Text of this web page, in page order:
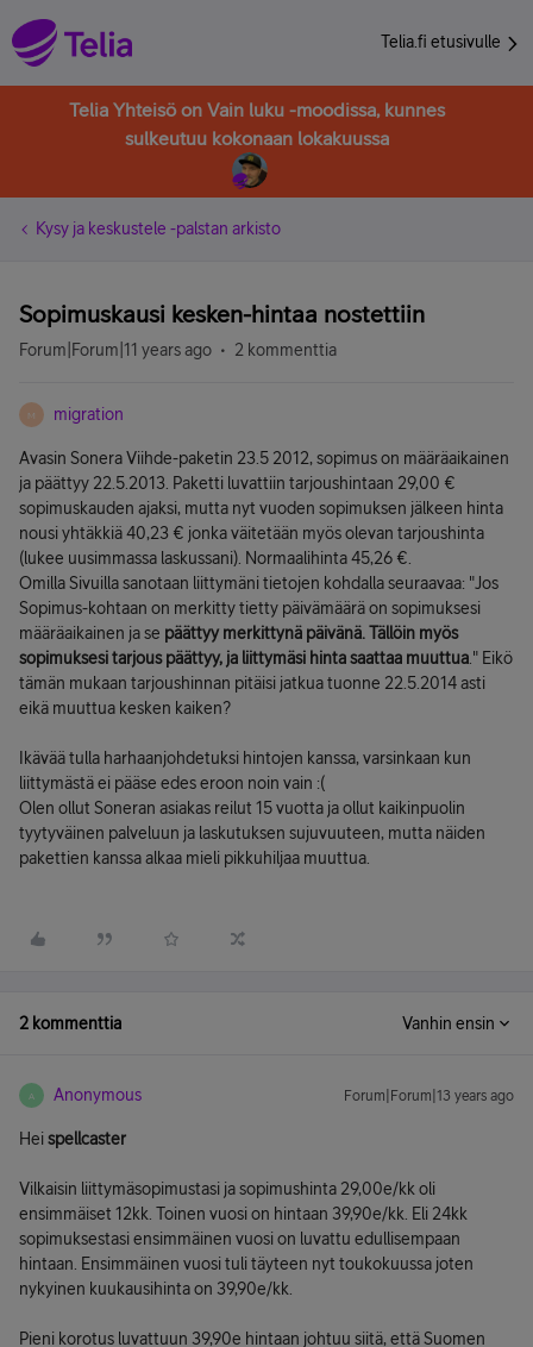
Telia.fi etusivulle
Telia Yhteisö on Vain luku -moodissa, kunnes
sulkeutuu kokonaan lokakuussa
Kysy ja keskustele -palstan arkisto
Sopimuskausi kesken-hintaa nostettiin
Forum|Forum|11 years ago 2 kommenttia
M migration
Avasin Sonera Viihde-paketin 23.5 2012, sopimus on määräaikainen
ja päättyy 22.5.2013. Paketti luvattiin tarjoushintaan 29,00 €
sopimuskauden ajaksi, mutta nyt vuoden sopimuksen jälkeen hinta
nousi yhtäkkiä 40,23 € jonka väitetään myös olevan tarjoushinta
(lukee uusimmassa laskussani). Normaalihinta 45,26 €.
Omilla Sivuilla sanotaan liittymäni tietojen kohdalla seuraavaa: "Jos
Sopimus-kohtaan on merkitty tietty päivämäärä on sopimuksesi
määräaikainen ja se päättyy merkittynä päivänä. Tällöin myös
sopimuksesi tarjous päättyy, ja liittymäsi hinta saattaa muuttua ." Eikö
tämän mukaan tarjoushinnan pitäisi jatkua tuonne 22.5.2014 asti
eikä muuttua kesken kaiken?
Ikävää tulla harhaanjohdetuksi hintojen kanssa, varsinkaan kun
liittymästä ei pääse edes eroon noin vain :(
Olen ollut Soneran asiakas reilut 15 vuotta ja ollut kaikinpuolin
tyytyväinen palveluun ja laskutuksen sujuvuuteen, mutta näiden
pakettien kanssa alkaa mieli pikkuhiljaa muuttua.
2 kommenttia Vanhin ensin
A Anonymous Forum|Forum|13 years ago
Heispellcaster
Vilkaisin liittymäsopimustasi ja sopimushinta 29,00e/kk oli
ensimmäiset 12kk. Toinen vuosi on hintaan 39,90e/kk. Eli 24kk
sopimuksestasi ensimmäinen vuosi on luvattu edullisempaan
hintaan. Ensimmäinen vuosi tuli täyteen nyt toukokuussa joten
nykyinen kuukausihinta on 39,90e/kk.
Pieni korotus luvattuun 39,90e hintaan johtuu siitä, että Suomen